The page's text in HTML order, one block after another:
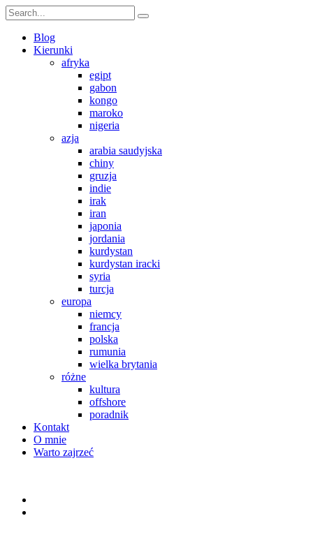
Blog
Kierunki
afryka
egipt
gabon
kongo
maroko
nigeria
azja
arabia saudyjska
chiny
gruzja
indie
irak
iran
japonia
jordania
kurdystan
kurdystan iracki
syria
turcja
europa
niemcy
francja
polska
rumunia
wielka brytania
różne
kultura
offshore
poradnik
Kontakt
O mnie
Warto zajrzeć